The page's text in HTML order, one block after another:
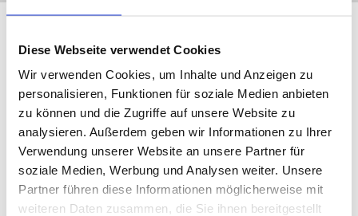
Diese Webseite verwendet Cookies
Wir verwenden Cookies, um Inhalte und Anzeigen zu
personalisieren, Funktionen für soziale Medien anbieten
zu können und die Zugriffe auf unsere Website zu
analysieren. Außerdem geben wir Informationen zu Ihrer
Verwendung unserer Website an unsere Partner für
soziale Medien, Werbung und Analysen weiter. Unsere
Partner führen diese Informationen möglicherweise mit
weiteren Daten zusammen, die Sie ihnen bereitgestellt
UMZUG ESSEN LINZ
Von Essen nach Linz
Sie planen demnächst einen Umzug von Essen nach Linz?
Dann haben Sie mit UTS einen sicheren Treffer gelandet.
Wir sorgen für einen einwandfreien Ablauf und planen alle
Details Ihres Umzugs. Unsere Umzugsspezialisten geben
Ihnen die bestmögliche Beratung auf Ihrem Weg nach
Oberösterreich.